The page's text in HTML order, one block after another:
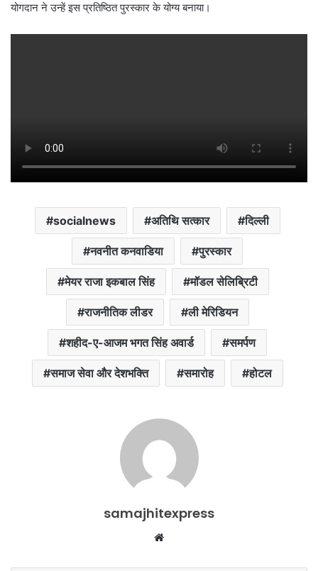
योगदान ने उन्हें इस प्रतिष्ठित पुरस्कार के योग्य बनाया।
socialnews अतिथि सत्कार दिल्ली
नवनीत कनवाडिया पुरस्कार
मेयर राजा इकबाल सिंह मॉडल सेलिब्रिटी
राजनीतिक लीडर ली मेरिडियन
शहीद-ए-आजम भगत सिंह अवार्ड समर्पण
समाज सेवा और देशभक्ति समारोह होटल
samajhitexpress